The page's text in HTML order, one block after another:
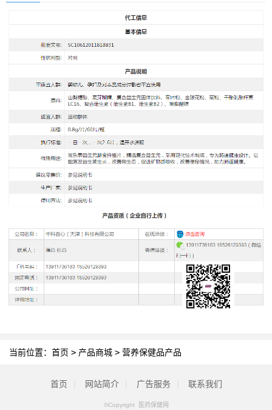
当前位置： 首页 > 产品商城 > 营养保健品产品
首页 网站简介 广告服务 联系我们
©Copyright 医药保健网